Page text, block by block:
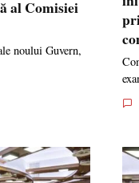
al Comisiei
noului Guvern,